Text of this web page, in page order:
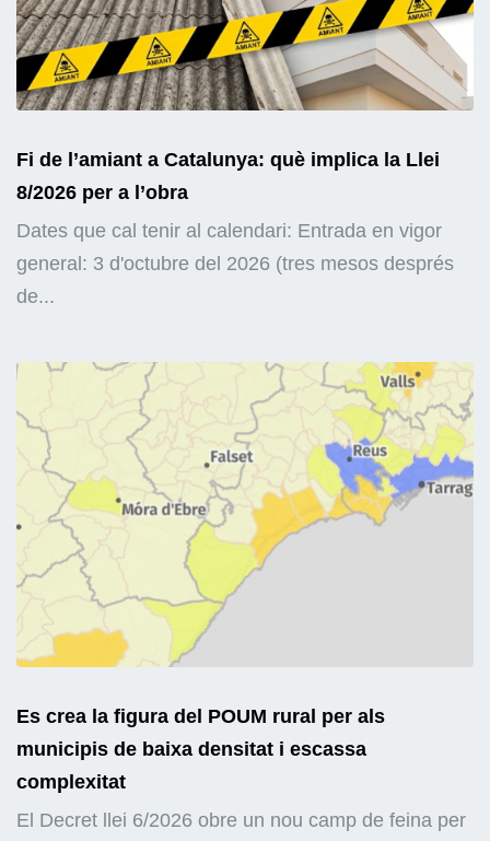
Fi de l’amiant a Catalunya: què implica la Llei
8/2026 per a l’obra
Dates que cal tenir al calendari: Entrada en vigor
general: 3 d'octubre del 2026 (tres mesos després
de...
Es crea la figura del POUM rural per als
municipis de baixa densitat i escassa
complexitat
El Decret llei 6/2026 obre un nou camp de feina per